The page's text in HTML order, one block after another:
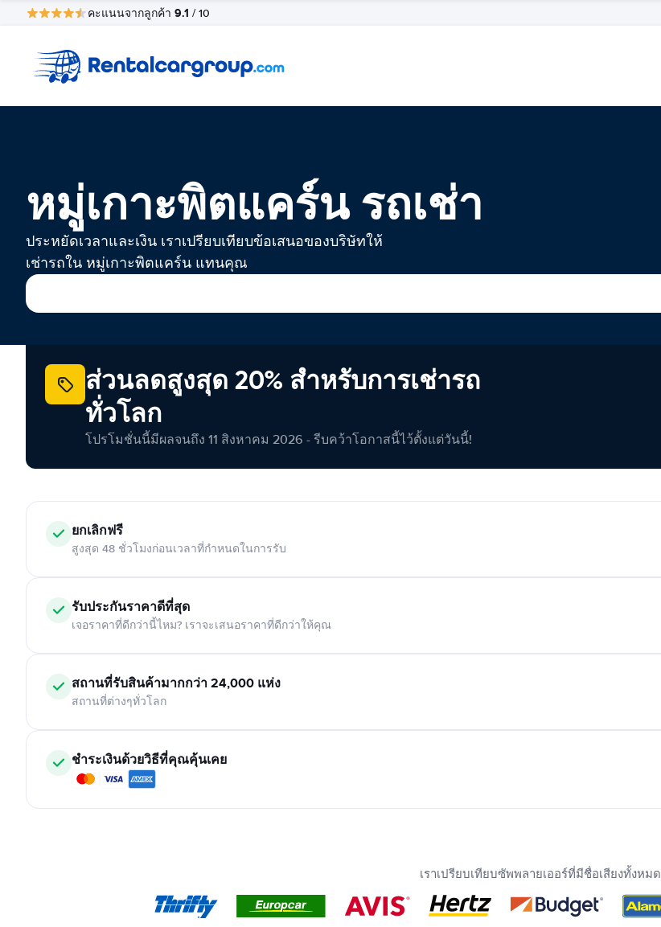
คะแนนจากลูกค้า 9.1 / 10
หมู่เกาะพิตแคร์น รถเช่า
ประหยัดเวลาและเงิน เราเปรียบเทียบข้อเสนอของบริษัทให้
เช่ารถใน หมู่เกาะพิตแคร์น แทนคุณ
ส่วนลดสูงสุด 20% สำหรับการเช่ารถ
ทั่วโลก
โปรโมชั่นนี้มีผลจนถึง 11 สิงหาคม 2026 - รีบคว้าโอกาสนี้ไว้ตั้งแต่วันนี้!
ยกเลิกฟรี
สูงสุด 48 ชั่วโมงก่อนเวลาที่กำหนดในการรับ
รับประกันราคาดีที่สุด
เจอราคาที่ดีกว่านี้ไหม? เราจะเสนอราคาที่ดีกว่าให้คุณ
สถานที่รับสินค้ามากกว่า 24,000 แห่ง
สถานที่ต่างๆทั่วโลก
ชำระเงินด้วยวิธีที่คุณคุ้นเคย
เราเปรียบเทียบซัพพลายเออร์ที่มีชื่อเสียงทั้งหมด